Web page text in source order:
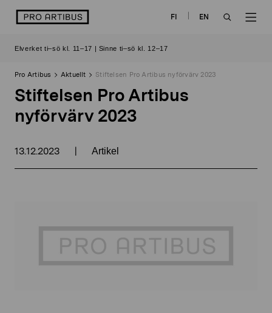
logo FI
EN
Elverket ti–sö kl. 11–17 | Sinne ti–sö kl. 12–17
Pro Artibus Aktuellt Stiftelsen Pro Artibus nyförvärv 2023
Stiftelsen Pro Artibus
nyförvärv 2023
13.12.2023 | Artikel